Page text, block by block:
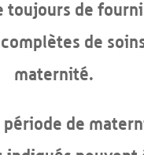
toujours de
de
maternité.
période de